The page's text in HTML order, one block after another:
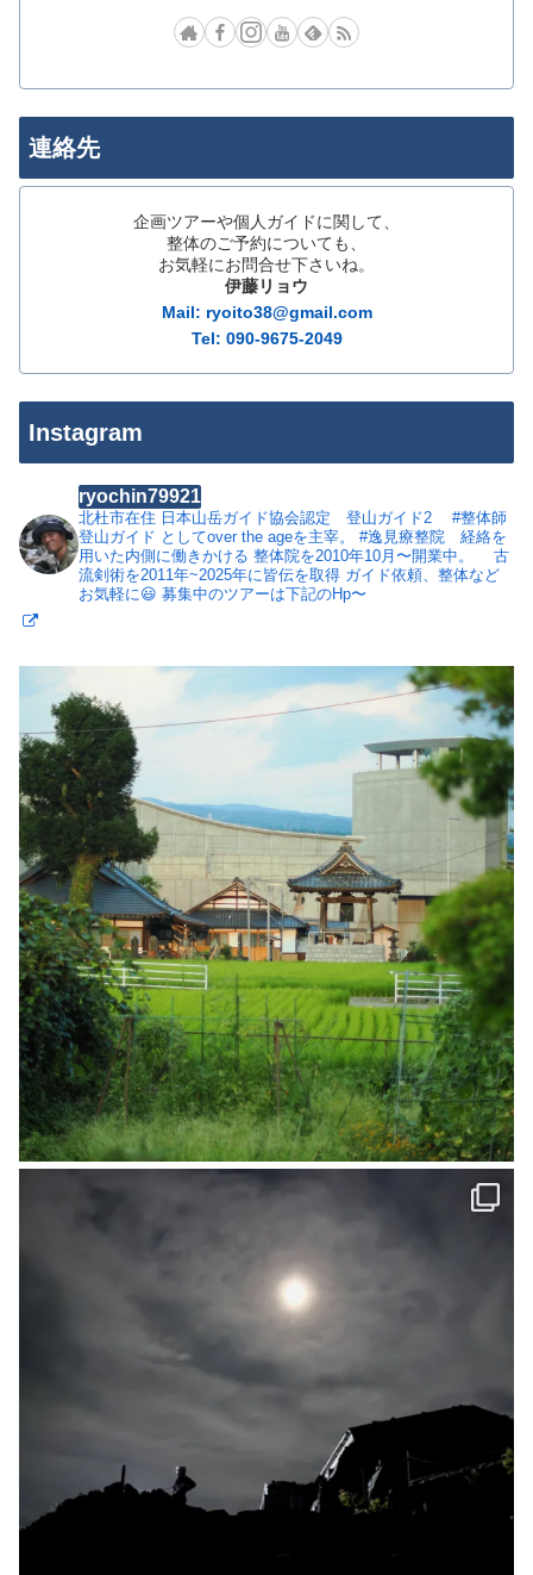
連絡先
企画ツアーや個人ガイドに関して、
整体のご予約についても、
お気軽にお問合せ下さいね。
伊藤リョウ
Mail: ryoito38@gmail.com
Tel: 090-9675-2049
Instagram
ryochin79921
北杜市在住 日本山岳ガイド協会認定 登山ガイド2
#整体師
登山ガイド としてover the ageを主宰。
#逸見療整院 経絡を
用いた内側に働きかける 整体院を2010年10月〜開業中。
古
流剣術を2011年~2025年に皆伝を取得 ガイド依頼、整体など
お気軽に😃 募集中のツアーは下記のHp〜